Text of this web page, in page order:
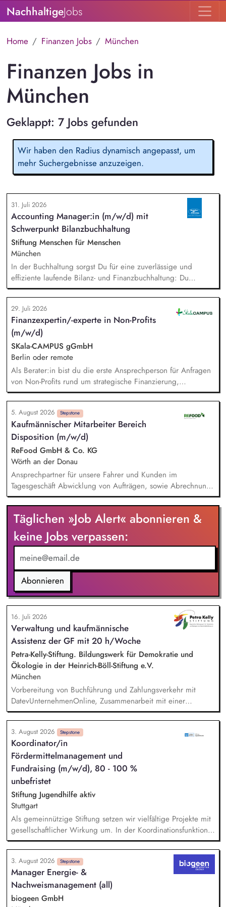
NachhaltigeJobs
Home Finanzen Jobs München
Finanzen Jobs in
München
Geklappt: 7 Jobs gefunden
Wir haben den Radius dynamisch angepasst, um
mehr Suchergebnisse anzuzeigen.
31. Juli 2026
Accounting Manager:in (m/w/d) mit
Schwerpunkt Bilanzbuchhaltung
Stiftung Menschen für Menschen
München
In der Buchhaltung sorgst Du für eine zuverlässige und
effiziente laufende Bilanz- und Finanzbuchhaltung: Du
bearbeitest Bankgeschäfte, Kreditoren und Debitoren,
wickelst den Zahlungsverkehr ab und unterstützt bei Lohn-
und Gehaltsabrechnung sowie im Steuer- und Meldewesen.
Zudem übernimmst Du eigenständig Abschlussarbeiten sowie
Kosten- und Leistungsrechnung und bringst Dich in
bereichsübergreifende Themen ein.
29. Juli 2026
Finanzexpertin/-experte in Non-Profits
(m/w/d)
SKala-CAMPUS gGmbH
Berlin oder remote
Als Berater:in bist du die erste Ansprechperson für Anfragen
von Non-Profits rund um strategische Finanzierung,
Finanzmanagement und Fundraising. Dabei entwickelst du
den gesamten Prozess von der Anfrage über
Angebotserstellung bis zur eigenverantwortlichen Umsetzung.
Auf Basis der jeweiligen Herausforderungen entwickelst du
passgenaue Beratungsprozesse und berätst Organisationen zu
zentralen Fragen ihrer finanziellen Steuerung und
strategischen Weiterentwicklung.
5. August 2026 Stepstone
Kaufmännischer Mitarbeiter Bereich
Disposition (m/w/d)
ReFood GmbH & Co. KG
Wörth an der Donau
Ansprechpartner für unsere Fahrer und Kunden im
Tagesgeschäft Abwicklung von Aufträgen, sowie Abrechnung
von erbrachten Leistungen Bearbeitung der eingehenden
Anfragen und Aufträge sowie von
kaufmännischen/administrativen Themen Sicherstellung der
Betriebsbereitschaft unseres Fuhrparks Laufende Überprüfung
und Optimierung der Logistikprozesse Pflege der
Arbeitsnachweise der gewerblichen Mitarbeiter und Kontrolle
der Einhaltung der gesetzlichen Vorgaben
Täglichen »Job Alert« abonnieren &
keine Jobs verpassen:
Abonnieren
16. Juli 2026
Verwaltung und kaufmännische
Assistenz der GF mit 20 h/Woche
Petra-Kelly-Stiftung. Bildungswerk für Demokratie und
Ökologie in der Heinrich-Böll-Stiftung e.V.
München
Vorbereitung von Buchführung und Zahlungsverkehr mit
DatevUnternehmenOnline, Zusammenarbeit mit einer
Steuerkanzlei, Zuarbeit Wirtschaftsprüfung bei der Erstellung
des Verwendungsnachweises und des Jahresabschlusses,
Unterstützung in der Projektadministration und -abrechnung,
Administrative Beratung von Kooperationspartner*innen,
Pflege von Personalstammdaten, Unterstützung der
Geschäftsführung, Einführung und Nutzung von digitalen
Anwendungen, Einhaltung und Überprüfung der DSGVO.
3. August 2026 Stepstone
Koordinator/in
Fördermittelmanagement und
Fundraising (m/w/d), 80 - 100 %
unbefristet
Stiftung Jugendhilfe aktiv
Stuttgart
Als gemeinnützige Stiftung setzen wir vielfältige Projekte mit
gesellschaftlicher Wirkung um. In der Koordinationsfunktion
stellst du die Beschaffung von Drittmitteln sicher, sorgst für
die zweckgerechte Verwendung und ermöglichst, dass
Spenden und Fördermittel wirkungsvoll eingesetzt werden. -
Marktsondierung bestehender und geeigneter neuer
Fördermittel - Begleitung unserer Pädagogik bei
Förderanträgen - Sicherstellen von Mittelbeantragung,
3. August 2026 Stepstone
Manager Energie- &
Nachweismanagement (all)
biogeen GmbH